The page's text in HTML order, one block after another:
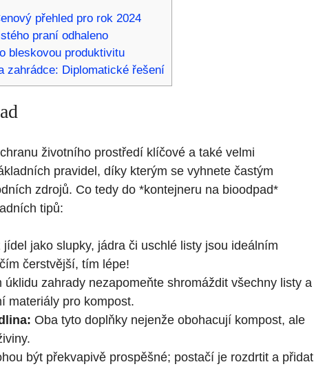
přehled pro rok 2024
praní odhaleno
bleskovou produktivitu
zahrádce: Diplomatické řešení
životního prostředí klíčové a také velmi
pravidel, díky kterým se vyhnete častým
zdrojů. Co tedy do *kontejneru na bioodpad*
tipů:
jídel jako slupky, jádra či uschlé listy jsou ideálním
čerstvější, tím lépe!
úklidu zahrady nezapomeňte shromáždit všechny listy a
materiály pro kompost.
Oba tyto doplňky nejenže obohacují kompost, ale
být překvapivě prospěšné; postačí je rozdrtit a přidat